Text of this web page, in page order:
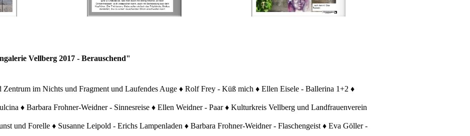
Vellberg 2017 - Berauschend"
Zentrum im Nichts und Fragment und Laufendes Auge ♦ Rolf Frey - Küß mich ♦ Ellen Eisele - Ballerina 1+2 ♦
♦ Barbara Frohner-Weidner - Sinnesreise ♦ Ellen Weidner - Paar ♦ Kulturkreis Vellberg und Landfrauenverein
und Forelle ♦ Susanne Leipold - Erichs Lampenladen ♦ Barbara Frohner-Weidner - Flaschengeist ♦ Eva Göller -